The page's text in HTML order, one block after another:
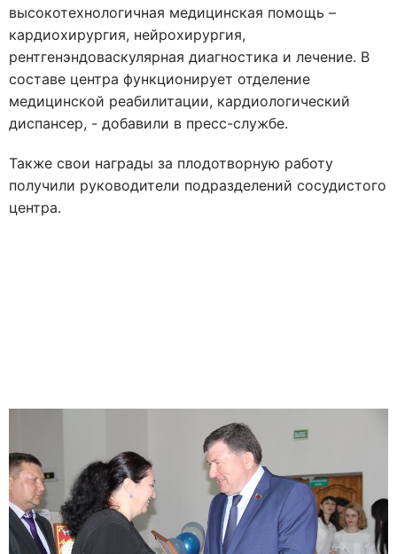
высокотехнологичная медицинская помощь –
кардиохирургия, нейрохирургия,
рентгенэндоваскулярная диагностика и лечение. В
составе центра функционирует отделение
медицинской реабилитации, кардиологический
диспансер, - добавили в пресс-службе.
Также свои награды за плодотворную работу
получили руководители подразделений сосудистого
центра.